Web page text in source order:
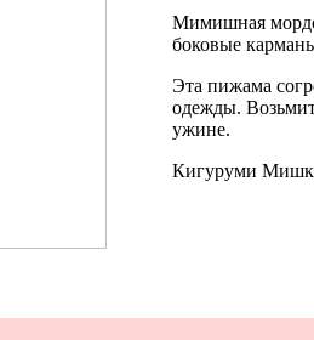
Мимишная
боковые
Эта пижама
одежды.
ужине.
Кигуруми Мишка